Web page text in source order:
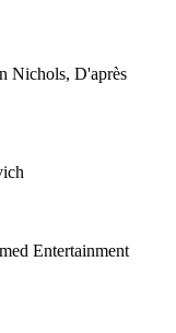
Nichols, D'après
Entertainment